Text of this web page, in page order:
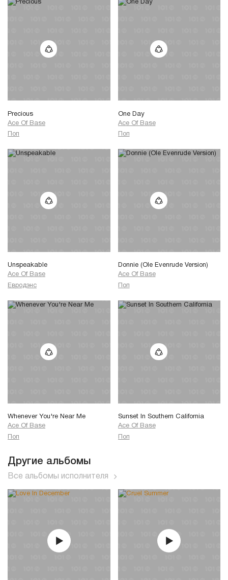
Precious
Ace Of Base
Поп
One Day
Ace Of Base
Поп
Unspeakable
Ace Of Base
Евродэнс
Donnie (Ole Evenrude Version)
Ace Of Base
Поп
Whenever You're Near Me
Ace Of Base
Поп
Sunset In Southern California
Ace Of Base
Поп
Другие альбомы
Все альбомы исполнителя